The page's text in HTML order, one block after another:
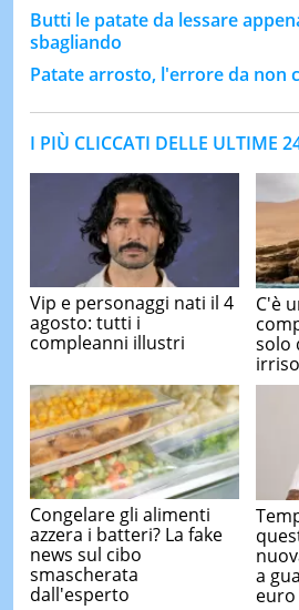
Butti le patate da lessare
sbagliando
Patate arrosto, l'errore da non
I PIÙ CLICCATI DELLE ULTIME
Vip e personaggi nati il 4
agosto: tutti i
compleanni illustri
C'è
solo
Congelare gli alimenti
azzera i batteri? La fake
news sul cibo
smascherata
dall'esperto
a
euro